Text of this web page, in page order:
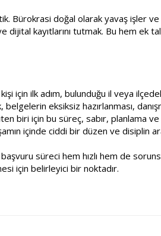
Bürokrasi doğal olarak yavaş işler
kayıtlarını tutmak. Bu hem ek
için ilk adım, bulunduğu il veya
eksiksiz hazırlanması,
biri için bu süreç, sabır, planlama
içinde ciddi bir düzen ve disiplin
süreci hem hızlı hem de
için belirleyici bir noktadır.